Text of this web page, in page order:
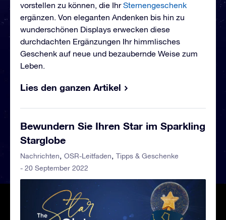
vorstellen zu können, die IhrSternengeschenk
ergänzen. Von eleganten Andenken bis hin zu
wunderschönen Displays erwecken diese
durchdachten Ergänzungen Ihr himmlisches
Geschenk auf neue und bezaubernde Weise zum
Leben.
Lies den ganzen Artikel
Bewundern Sie Ihren Star im Sparkling
Starglobe
Nachrichten OSR-Leitfaden
Tipps & Geschenke
- 20 September 2022